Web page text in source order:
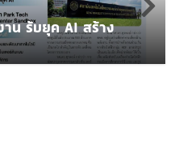
น รับยุค AI สร้าง